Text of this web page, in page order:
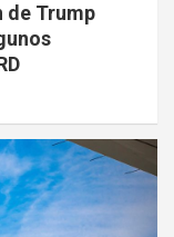
de Trump